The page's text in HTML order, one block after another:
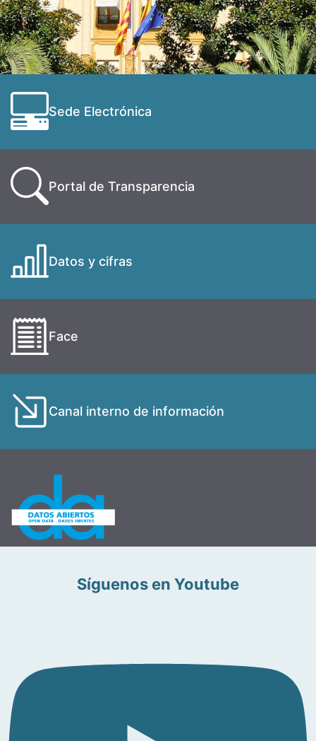
Sede Electrónica
Portal de Transparencia
Datos y cifras
Face
Canal interno de información
Síguenos en Youtube